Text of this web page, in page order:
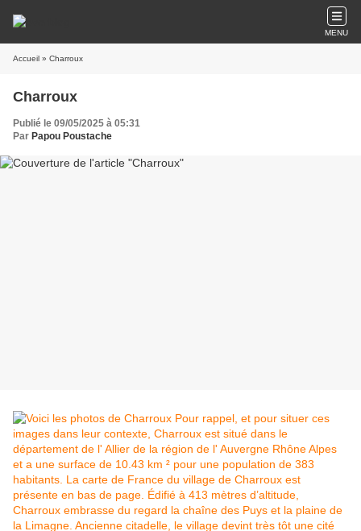
MENU
Accueil » Charroux
Charroux
Publié le 09/05/2025 à 05:31
Par Papou Poustache